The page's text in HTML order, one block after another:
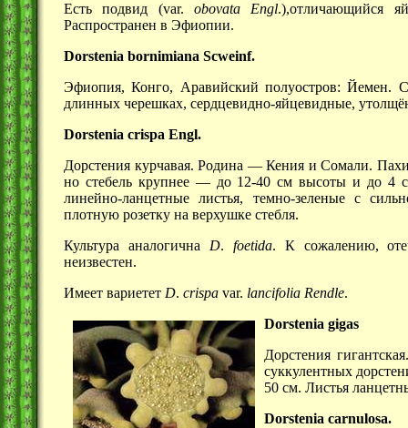
Есть подвид (var. obovata Engl.),отличающийся
Распространен в Эфиопии.
Dorstenia bornimiana Scweinf.
Эфиопия, Конго, Аравийский полуостров: Йемен.
длинных черешках, сердцевидно-яйцевидные,
Dorstenia crispa Engl.
Дорстения курчавая. Родина — Кения и Сомали.
но стебель крупнее —до 12-40 см высоты и до 4
линейно-ланцетные листья, темно-зеленые с
плотную розетку на верхушке стебля.
Культура аналогична D. foetida. К сожалению,
неизвестен.
Имеет вариетет D. crispa var. lancifolia Rendle.
Dorstenia gigas
Дорстения
суккулентных
50 см. Листья
Dorstenia carnulosa.